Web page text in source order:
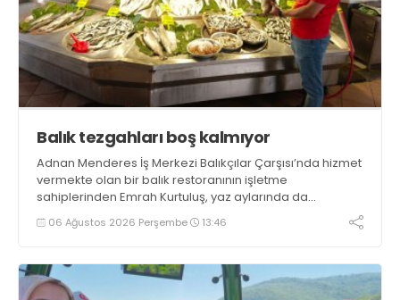
Balık tezgahları boş kalmıyor
Adnan Menderes İş Merkezi Balıkçılar Çarşısı’nda hizmet
vermekte olan bir balık restoranının işletme
sahiplerinden Emrah Kurtuluş, yaz aylarında da
tezgahlarda taze balık bulunduğunu ifade ederek “Yıl
boyunca tezgahlarda taze balık bulmak mümkün
06 Ağustos 2026 Perşembe 13:46